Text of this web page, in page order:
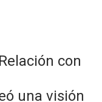
con
una visión